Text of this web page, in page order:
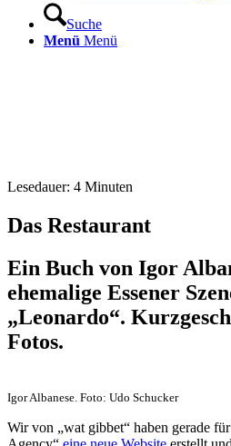
Suche
Menü Menü
Lesedauer: 4 Minuten
Das Restaurant
Ein Buch von Igor
ehemalige Essener
„Leonardo“.
Fotos.
Igor Albanese. Foto: Udo Schucker
Wir von „wat gibbet“ haben gerade